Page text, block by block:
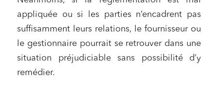
appliquée ou si les parties n’encadrent pas
suffisamment leurs relations, le fournisseur ou
le gestionnaire pourrait se retrouver dans une
situation préjudiciable sans possibilité d’y
remédier.